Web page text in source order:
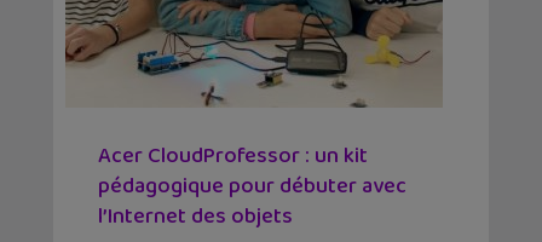
Acer CloudProfessor : un kit
pédagogique pour débuter avec
l’Internet des objets